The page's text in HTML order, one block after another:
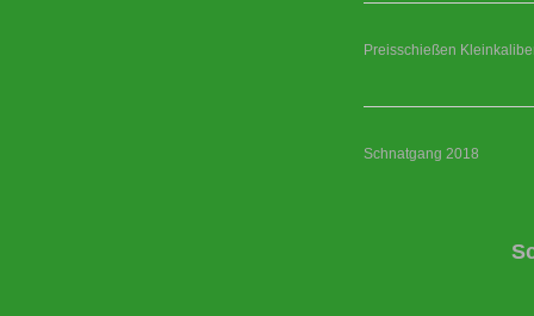
Preisschießen
Schnatgang 2018